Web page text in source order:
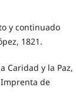
y continuado
1821.
Caridad y la Paz,
de